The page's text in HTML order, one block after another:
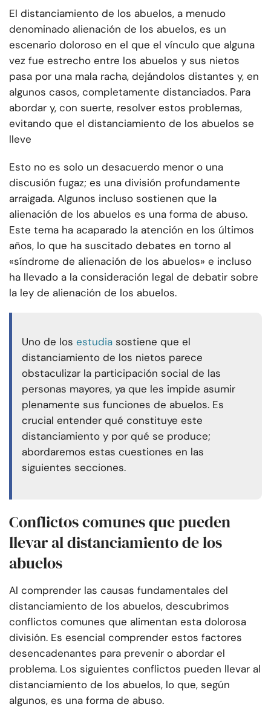
El distanciamiento de los abuelos, a menudo
denominado alienación de los abuelos, es un
escenario doloroso en el que el vínculo que alguna
vez fue estrecho entre los abuelos y sus nietos
pasa por una mala racha, dejándolos distantes y, en
algunos casos, completamente distanciados. Para
abordar y, con suerte, resolver estos problemas,
evitando que el distanciamiento de los abuelos se
lleve
Esto no es solo un desacuerdo menor o una
discusión fugaz; es una división profundamente
arraigada. Algunos incluso sostienen que la
alienación de los abuelos es una forma de abuso.
Este tema ha acaparado la atención en los últimos
años, lo que ha suscitado debates en torno al
«síndrome de alienación de los abuelos» e incluso
ha llevado a la consideración legal de debatir sobre
la ley de alienación de los abuelos.
Uno de los estudia sostiene que el
distanciamiento de los nietos parece
obstaculizar la participación social de las
personas mayores, ya que les impide asumir
plenamente sus funciones de abuelos. Es
crucial entender qué constituye este
distanciamiento y por qué se produce;
abordaremos estas cuestiones en las
siguientes secciones.
Conflictos comunes que pueden
llevar al distanciamiento de los
abuelos
Al comprender las causas fundamentales del
distanciamiento de los abuelos, descubrimos
conflictos comunes que alimentan esta dolorosa
división. Es esencial comprender estos factores
desencadenantes para prevenir o abordar el
problema. Los siguientes conflictos pueden llevar al
distanciamiento de los abuelos, lo que, según
algunos, es una forma de abuso.